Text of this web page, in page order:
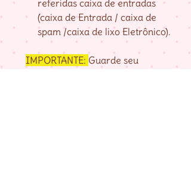
referidas caixa de entradas
(caixa de Entrada / caixa de
spam /caixa de lixo Eletrônico).
IMPORTANTE: Guarde seu